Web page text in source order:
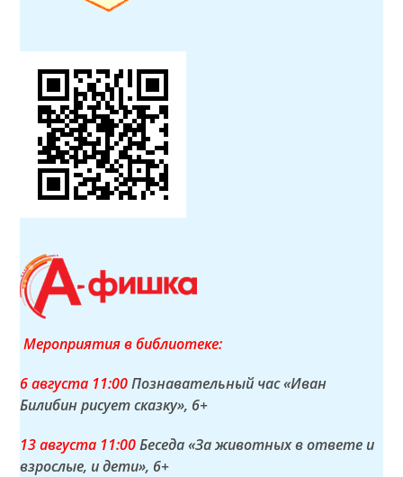
Мероприятия в библиотеке:
6 августа 11:00Познавательный час «Иван
Билибин рисует сказку», 6+
13 августа 11:00Беседа «За животных в ответе и
взрослые, и дети», 6+